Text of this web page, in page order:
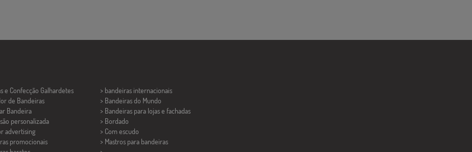
e Confecção Galhardetes
de Bandeiras
Bandeira
personalizada
advertising
promocionais
> bandeiras internacionais
> Bandeiras do Mundo
> Bandeiras para lojas e fachadas
> Bordado
> Com escudo
> Mastros para bandeiras